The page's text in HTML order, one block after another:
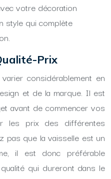
votre décoration
style qui complète
Prix
considérablement en
et de la marque. Il est
avant de commencer vos
les prix des différentes
pas que la vaisselle est un
il est donc préférable
qui dureront dans le